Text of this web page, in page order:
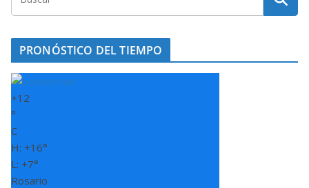
PRONÓSTICO DEL TIEMPO
+12
°
C
H: +16°
L: +7°
Rosario